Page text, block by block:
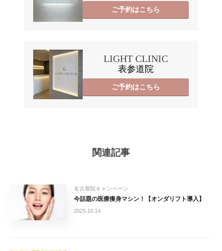
ご予約はこちら
LIGHT CLINIC
表参道院
ご予約はこちら
関連記事
名古屋院キャンペーン
今話題の医療痩身マシン！【オンダリフト導入】
2025.10.14